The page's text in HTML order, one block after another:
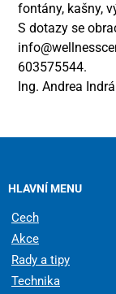
fontány, kašny,
S dotazy se
603575544.
Ing. Andrea
HLAVNÍ MENU
Cech
Akce
Rady a tipy
Technika